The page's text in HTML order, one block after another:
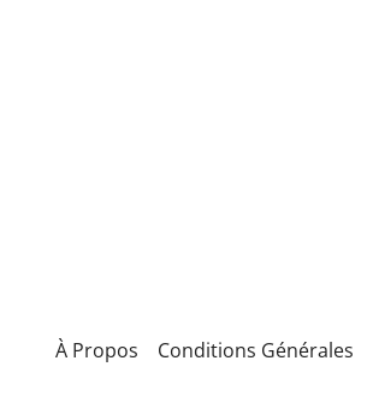
À Propos Conditions Générales